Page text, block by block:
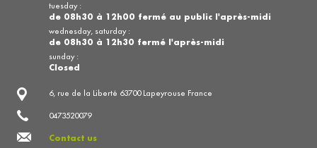
6, rue de la Liberté 63700 Lapeyrouse France
0473520079
Contact us
tuesday :
de 08h30 à 12h00 fermé au public l'après-midi
wednesday, saturday :
de 08h30 à 12h30 fermé l'après-midi
sunday :
Closed